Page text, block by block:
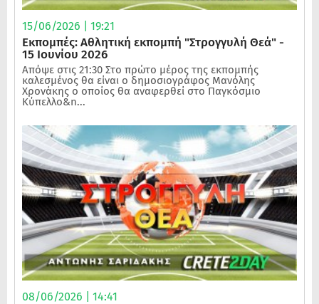
15/06/2026 | 19:21
Εκπομπές: Αθλητική εκπομπή "Στρογγυλή Θεά" -
15 Ιουνίου 2026
Απόψε στις 21:30 Στο πρώτο μέρος της εκπομπής
καλεσμένος θα είναι ο δημοσιογράφος Μανόλης
Χρονάκης ο οποίος θα αναφερθεί στο Παγκόσμιο
Κύπελλο&n...
08/06/2026 | 14:41